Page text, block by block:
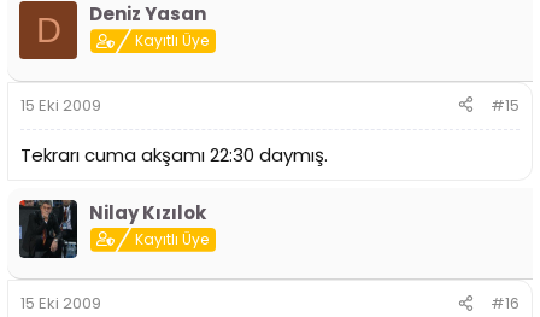
D Deniz Yasan
Kayıtlı Üye
15 Eki 2009 #15
Tekrarı cuma akşamı 22:30 daymış.
Nilay Kızılok
Kayıtlı Üye
15 Eki 2009 #16